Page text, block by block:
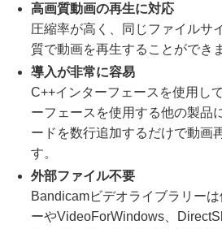
高画質動画の再生に対応
圧縮率が高く、同じファイルサ
質で動画を再生することができ
導入が非常に容易
C++インターフェースを使用し
ーフェースを使用する他の製品
ードを数行追加するだけで動画
す。
外部ファイル不要
Bandicamビデオライブラリー
ーやVideoForWindows、